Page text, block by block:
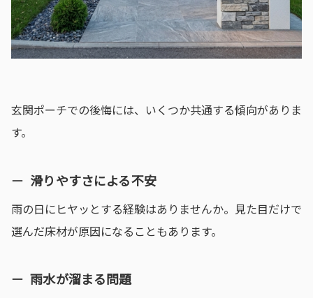
玄関ポーチでの後悔には、いくつか共通する傾向がありま
す。
滑りやすさによる不安
雨の日にヒヤッとする経験はありませんか。見た目だけで
選んだ床材が原因になることもあります。
雨水が溜まる問題